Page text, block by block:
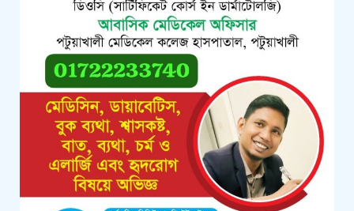
কলাপাড়ায় বিএনপি সভাপতির বিরুদ্ধে
মিথ্যা, বানোয়াট সংবাদের তীব্র প্রতিবাদ
জানিয়েছে বিএনপি
কলাপাড়ায় পাটাতন ভেঙ্গে পড়া সেই
মসজিদের সংস্কার কাজ শুরু
কলাপাড়ায় মুদি ব্যাবসায়ীর ওপর সন্ত্রাসী
হামলা, গুরুতর অবস্থায় বরিশালে রেফার